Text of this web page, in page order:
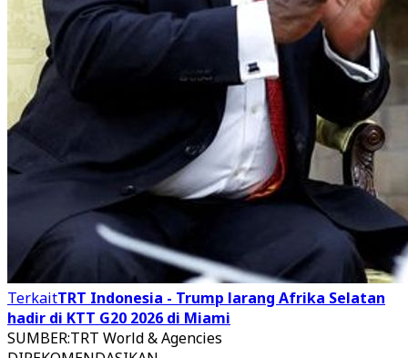
TerkaitTRT Indonesia - Trump larang Afrika Selatan
hadir di KTT G20 2026 di Miami
SUMBER:TRT World & Agencies